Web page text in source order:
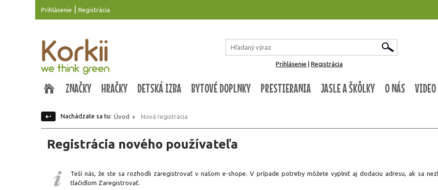
Prihlásenie Registrácia
Prihlásenie Registrácia
ZNAČKY HRAČKY DETSKÁ IZBA BYTOVÉ DOPLNKY PRESTIERANIA JASLE A ŠKÔLKY O NÁS VIDEO
Nachádzate sa tu: Úvod Nová registrácia
Registrácia nového používateľa
Teší nás, že ste sa rozhodli zaregistrovať v našom e-shope. V prípade potreby môžete vyplniť aj dodaciu adresu, ak sa
tlačidlom Zaregistrovať.